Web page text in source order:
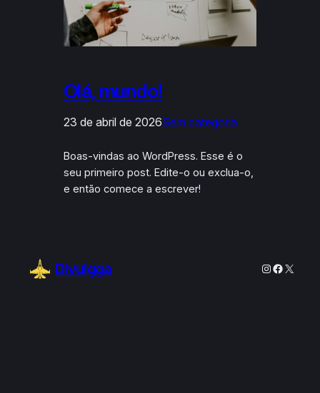
Olá, mundo!
23 de abril de 2026Sem categoria
Boas-vindas ao WordPress. Esse é o
seu primeiro post. Edite-o ou exclua-o,
e então comece a escrever!
Divulgga Instagram
X